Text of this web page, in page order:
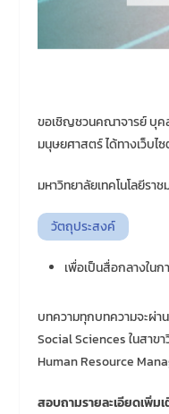
ขอเชิญชวนคณาจารย์ บุค
มนุษยศาสตร์ ได้ทางเว็บไ
มหาวิทยาลัยเทคโนโลยีร
วัตถุประสงค์
เพื่อเป็นสื่อกลางใน
บทความทุกบทความจะผ่า
Social Sciences ในสา
Human Resource
สอบถามรายละเอียดเพิ่ม